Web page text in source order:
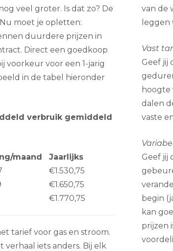
veel groter. Is dat zo? De
moet je opletten:
duurdere prijzen in
Direct een goedkoop
voorkeur voor een 1-jarig
in de tabel hieronder
verbruik gemiddeld
maand
Jaarlijks
€1.530,75
€1.650,75
€1.770,75
tarief voor gas en stroom.
iets anders. Bij elk
van de
leggen
Vast
Geef jij
hoogte
dalen
vaste
Geef jij
begin
kan
prijzen